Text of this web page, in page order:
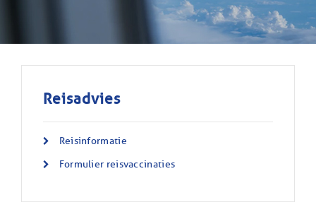
Reisadvies
Reisinformatie
Formulier reisvaccinaties